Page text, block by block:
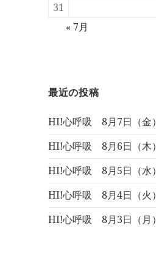
31
« 7月
最近の投稿
HI!心呼吸 8月7日（金）
HI!心呼吸 8月6日（木）
HI!心呼吸 8月5日（水）
HI!心呼吸 8月4日（火）
HI!心呼吸 8月3日（月）